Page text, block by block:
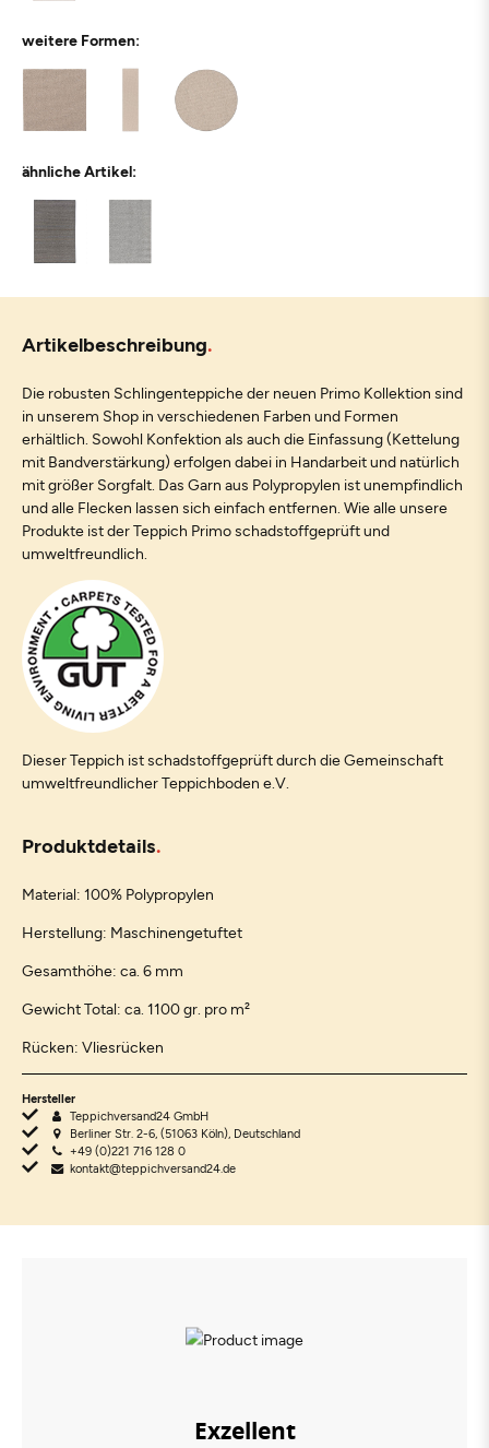
weitere Formen:
ähnliche Artikel:
Artikelbeschreibung
Die robusten Schlingenteppiche der neuen Primo Kollektion sind
in unserem Shop in verschiedenen Farben und Formen
erhältlich. Sowohl Konfektion als auch die Einfassung (Kettelung
mit Bandverstärkung) erfolgen dabei in Handarbeit und natürlich
mit größer Sorgfalt. Das Garn aus Polypropylen ist unempfindlich
und alle Flecken lassen sich einfach entfernen. Wie alle unsere
Produkte ist der Teppich Primo schadstoffgeprüft und
umweltfreundlich.
Dieser Teppich ist schadstoffgeprüft durch die Gemeinschaft
umweltfreundlicher Teppichboden e.V.
Produktdetails
Material: 100% Polypropylen
Herstellung: Maschinengetuftet
Gesamthöhe: ca. 6 mm
Gewicht Total: ca. 1100 gr. pro m²
Rücken: Vliesrücken
Hersteller
Teppichversand24 GmbH
Berliner Str. 2-6, (51063 Köln), Deutschland
+49 (0)221 716 128 0
kontakt@teppichversand24.de
Exzellent